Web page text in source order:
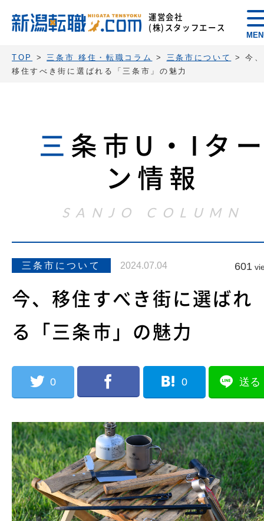
運営会社
(株)スタッフエース
TOP >三条市 移住・転職コラム > 三条市について >今、
移住すべき街に選ばれる「三条市」の魅力
三 条市U・Iタ
ン情報
SANJO COLUMN
三条市について 2024.07.04 601
今、移住すべき街に選ばれ
る「三条市」の魅力
0 0 送る